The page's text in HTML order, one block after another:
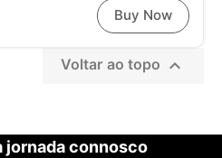
Buy Now
Voltar ao topo 
jornada connosco